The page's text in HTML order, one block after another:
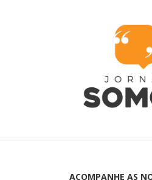
ACOMPANHE AS